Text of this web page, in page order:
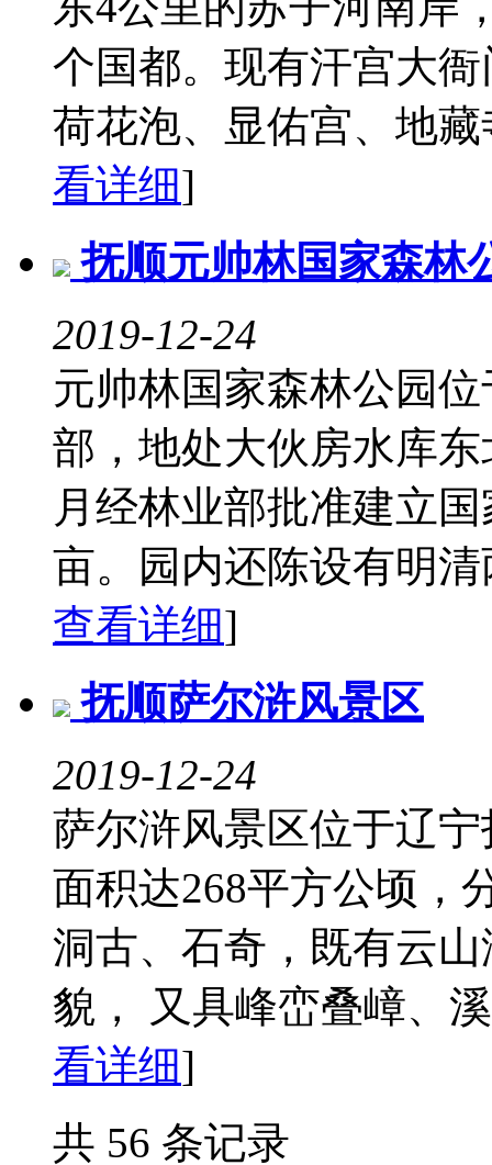
个国都。现有汗宫大
荷花泡、显佑宫、地
看详细]
抚顺元帅林国家森林
2019-12-24
元帅林国家森林公园
部，地处大伙房水库
月经林业部批准建立
亩。园内还陈设有明
查看详细]
抚顺萨尔浒风景区
2019-12-24
萨尔浒风景区位于辽
面积达268平方公顷，
洞古、石奇，既有云
貌， 又具峰峦叠嶂、
看详细]
共 56 条记录